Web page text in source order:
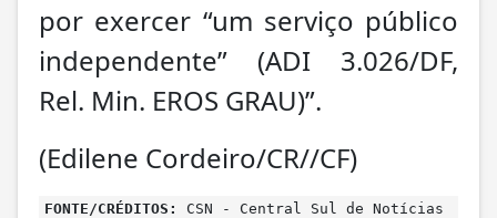
por exercer “um serviço público
independente” (ADI 3.026/DF,
Rel. Min. EROS GRAU)”.
(Edilene Cordeiro/CR//CF)
FONTE/CRÉDITOS:
CSN - Central Sul de Notícias